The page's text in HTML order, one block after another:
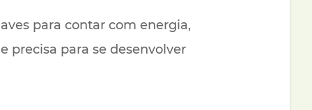
para contar com energia,
precisa para se desenvolver